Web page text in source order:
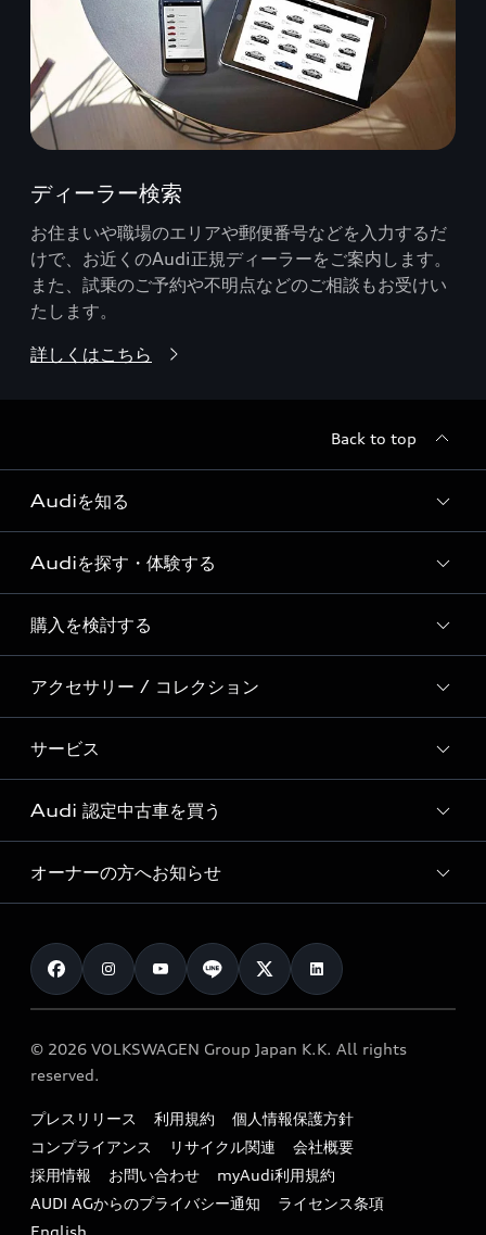
ディーラー検索
お住まいや職場のエリアや郵便番号などを入力するだ
けで、お近くのAudi正規ディーラーをご案内します。
また、試乗のご予約や不明点などのご相談もお受けい
たします。
詳しくはこちら
Back to top
Audiを知る
Audi ブランド
Story of Progress
Audi Sport
Formula 1®
デジタルサービス
Audiを探す・体験する
ディーラー検索
新車在庫検索
試乗車・展示車検索
見積り依頼
試乗予約
購入を検討する
モデル一覧
特別仕様モデル / 限定モデル
e-tronラインアップ
価格シミュレーション
車両比較
カタログ一覧
アクセサリー / コレクション
純正アクセサリー
オンラインショップ
Audi collection
アウディナビアプリ
サービス
サービス入庫予約
サービスプログラム
メンテナンス
車検 / 定期点検
e-tronアフターサポート
myAudi
Audi 認定中古車を買う
Audi認定中古車
クオリティ
保証
メンテナンス
ファイナンス
キャンペーン / イベント
買取査定
オーナーの方へお知らせ
お知らせ
オーナー様向けキャンペーン
特定整備適用車一覧
リサイクル法
よくある質問（FAQ）
© 2026 VOLKSWAGEN Group Japan K.K. All rights
reserved.
プレスリリース 利用規約
個人情報保護方針
コンプライアンス
リサイクル関連
会社概要
採用情報
お問い合わせ
myAudi利用規約
AUDI AGからのプライバシー通知
ライセンス条項
English